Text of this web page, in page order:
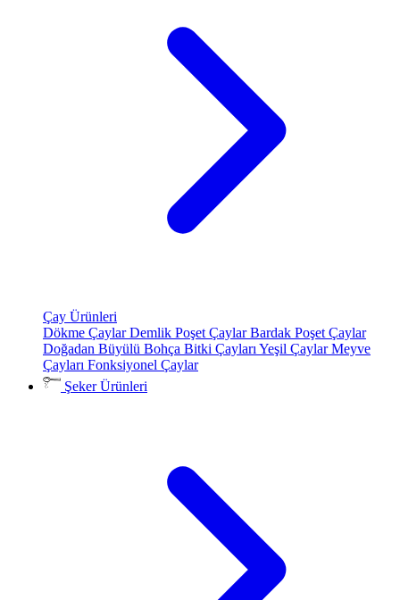
Çay Ürünleri
Dökme ÇaylarDemlik Poşet ÇaylarBardak Poşet Çaylar
Doğadan Büyülü Bohça Bitki Çayları Yeşil ÇaylarMeyve
Çayları Fonksiyonel Çaylar
Şeker Ürünleri